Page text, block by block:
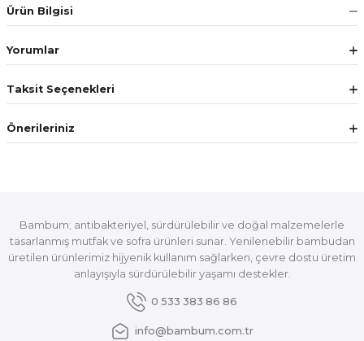
Ürün Bilgisi
Yorumlar
Taksit Seçenekleri
Önerileriniz
Bambum; antibakteriyel, sürdürülebilir ve doğal malzemelerle
tasarlanmış mutfak ve sofra ürünleri sunar. Yenilenebilir bambudan
üretilen ürünlerimiz hijyenik kullanım sağlarken, çevre dostu üretim
anlayışıyla sürdürülebilir yaşamı destekler.
0 533 383 86 86
info@bambum.com.tr